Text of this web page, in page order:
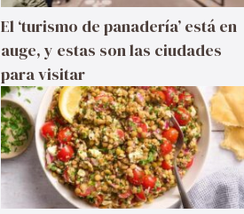
El ‘turismo de panadería’ está en
auge, y estas son las ciudades
para visitar